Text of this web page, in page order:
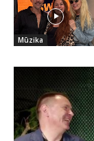
Mūzika